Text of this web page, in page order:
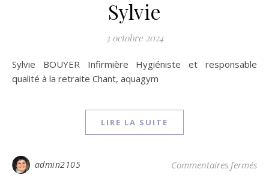
Sylvie
3 octobre 2024
Sylvie BOUYER Infirmière Hygiéniste et responsable
qualité à la retraite Chant, aquagym
LIRE LA SUITE
admin2105 Commentaires fermés